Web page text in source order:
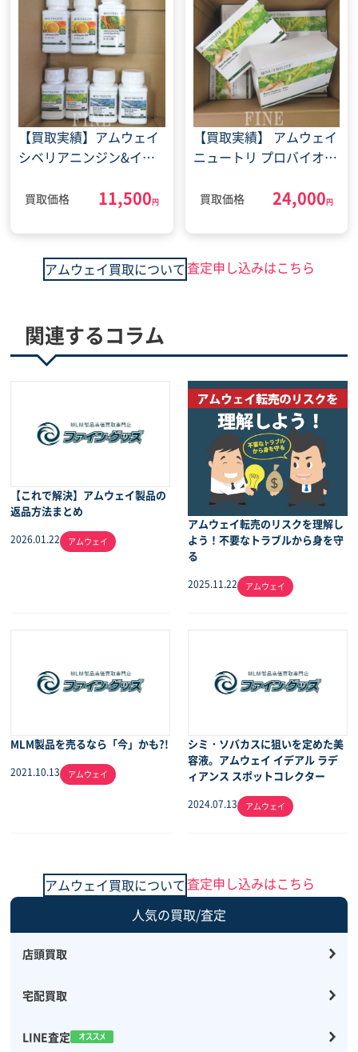
【買取実績】アムウェイ
シベリアニンジン&イチ
サプリ 他(2022年3月22
買取価格 11,500円
【買取実績】 アムウェイ
ニュートリ プロバイオプ
買取価格 24,000円
アムウェイ買取について査定申し込みはこちら
関連するコラム
【これで解決】アムウェイ製品の
返品方法まとめ
2026.01.22 アムウェイ
アムウェイ転売のリスクを理解し
よう！不要なトラブルから身を守
る
2025.11.22 アムウェイ
MLM製品を売るなら「今」かも?!
2021.10.13 アムウェイ
シミ・ソバカスに狙いを定めた美
容液。アムウェイ イデアル ラデ
ィアンス スポットコレクター
2024.07.13 アムウェイ
アムウェイ買取について査定申し込みはこちら
人気の買取/査定
店頭買取
宅配買取
LINE査定